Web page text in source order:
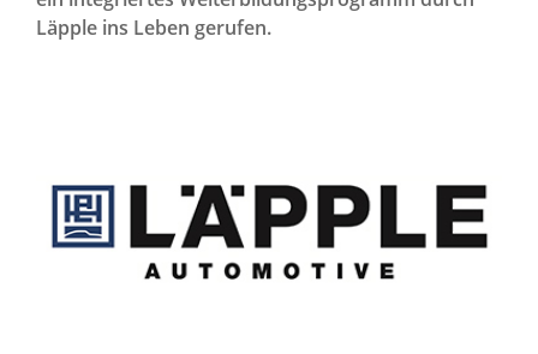
Läpple ins Leben gerufen.